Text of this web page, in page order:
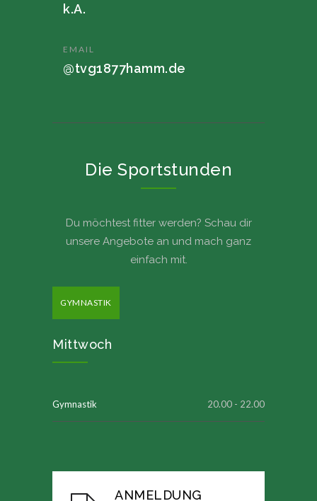
k.A.
EMAIL
@tvg1877hamm.de
Die Sportstunden
Du möchtest fitter werden? Schau dir
unsere Angebote an und mach ganz
einfach mit.
GYMNASTIK
Mittwoch
Gymnastik 20.00 - 22.00
ANMELDUNG